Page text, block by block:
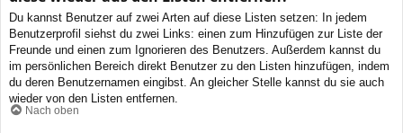
Du kannst Benutzer auf zwei Arten auf diese Listen setzen: In jedem
Benutzerprofil siehst du zwei Links: einen zum Hinzufügen zur Liste der
Freunde und einen zum Ignorieren des Benutzers. Außerdem kannst du
im persönlichen Bereich direkt Benutzer zu den Listen hinzufügen, indem
du deren Benutzernamen eingibst. An gleicher Stelle kannst du sie auch
wieder von den Listen entfernen.
Nach oben